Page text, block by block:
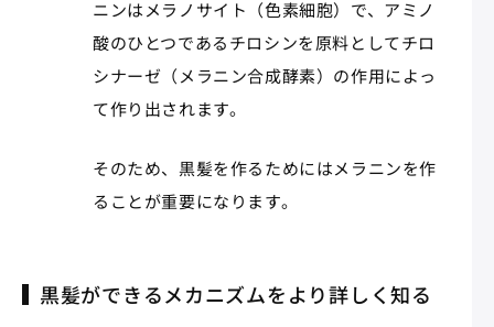
ニンはメラノサイト（色素細胞）で、アミノ
酸のひとつであるチロシンを原料としてチロ
シナーゼ（メラニン合成酵素）の作用によっ
て作り出されます。
そのため、黒髪を作るためにはメラニンを作
ることが重要になります。
黒髪ができるメカニズムをより詳しく知る